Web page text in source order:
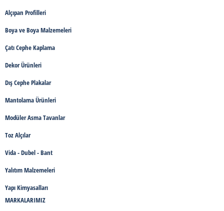
Alçıpan Profilleri
Boya ve Boya Malzemeleri
Çatı Cephe Kaplama
Dekor Ürünleri
Dış Cephe Plakalar
Mantolama Ürünleri
Modüler Asma Tavanlar
Toz Alçılar
Vida - Dubel - Bant
Yalıtım Malzemeleri
Yapı Kimyasalları
MARKALARIMIZ